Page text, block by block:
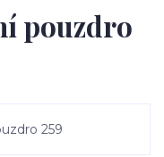
pouzdro